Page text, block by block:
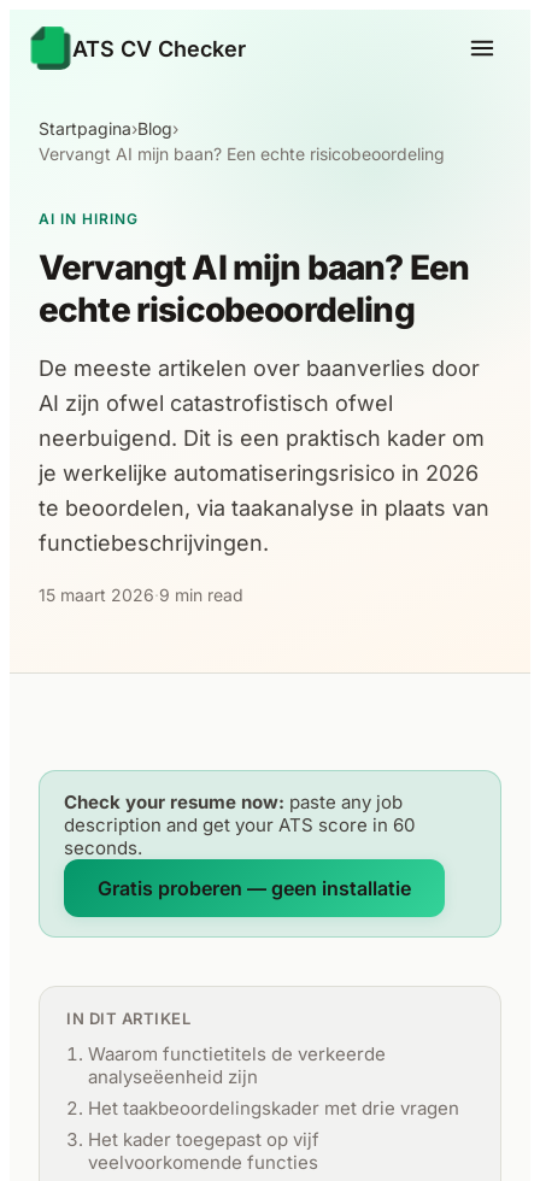
ATS CV Checker
Startpagina›Blog›
Vervangt AI mijn baan? Een echte risicobeoordeling
AI IN HIRING
Vervangt AI mijn baan? Een
echte risicobeoordeling
De meeste artikelen over baanverlies door
AI zijn ofwel catastrofistisch ofwel
neerbuigend. Dit is een praktisch kader om
je werkelijke automatiseringsrisico in 2026
te beoordelen, via taakanalyse in plaats van
functiebeschrijvingen.
15 maart 2026·9 min read
Check your resume now: paste any job
description and get your ATS score in 60
seconds.
Gratis proberen — geen installatie
IN DIT ARTIKEL
Waarom functietitels de verkeerde
analyseëenheid zijn
Het taakbeoordelingskader met drie vragen
Het kader toegepast op vijf
veelvoorkomende functies